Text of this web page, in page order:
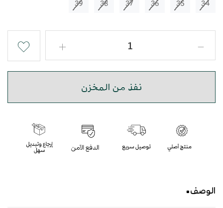
نفذ من المخزن
الوصف